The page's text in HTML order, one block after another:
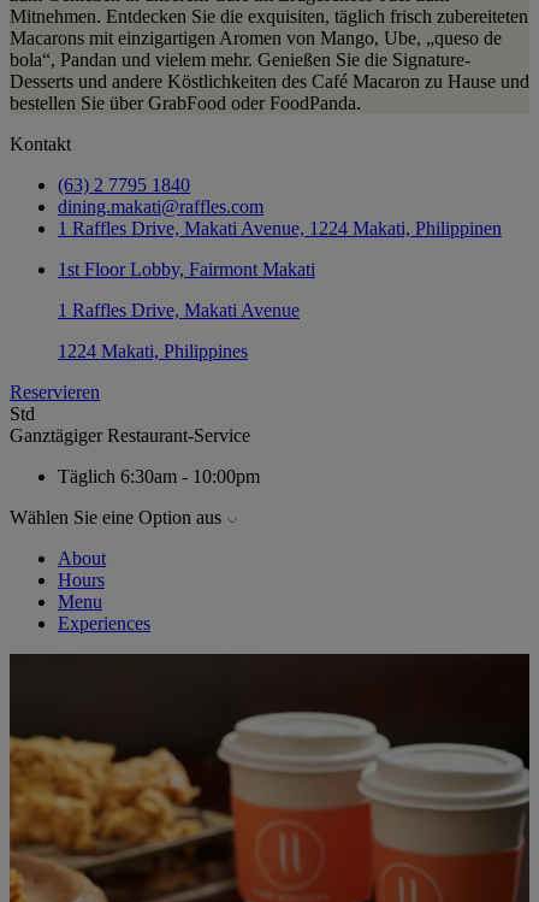
Mitnehmen. Entdecken Sie die exquisiten, täglich frisch zubereiteten
Macarons mit einzigartigen Aromen von Mango, Ube, „queso de
bola“, Pandan und vielem mehr. Genießen Sie die Signature-
Desserts und andere Köstlichkeiten des Café Macaron zu Hause und
bestellen Sie über GrabFood oder FoodPanda.
Kontakt
(63) 2 7795 1840
dining.makati@raffles.com
1 Raffles Drive, Makati Avenue, 1224 Makati, Philippinen
1st Floor Lobby, Fairmont Makati
1 Raffles Drive, Makati Avenue
1224 Makati, Philippines
Reservieren
Std
Ganztägiger Restaurant-Service
Täglich 6:30am - 10:00pm
Wählen Sie eine Option aus
About
Hours
Menu
Experiences